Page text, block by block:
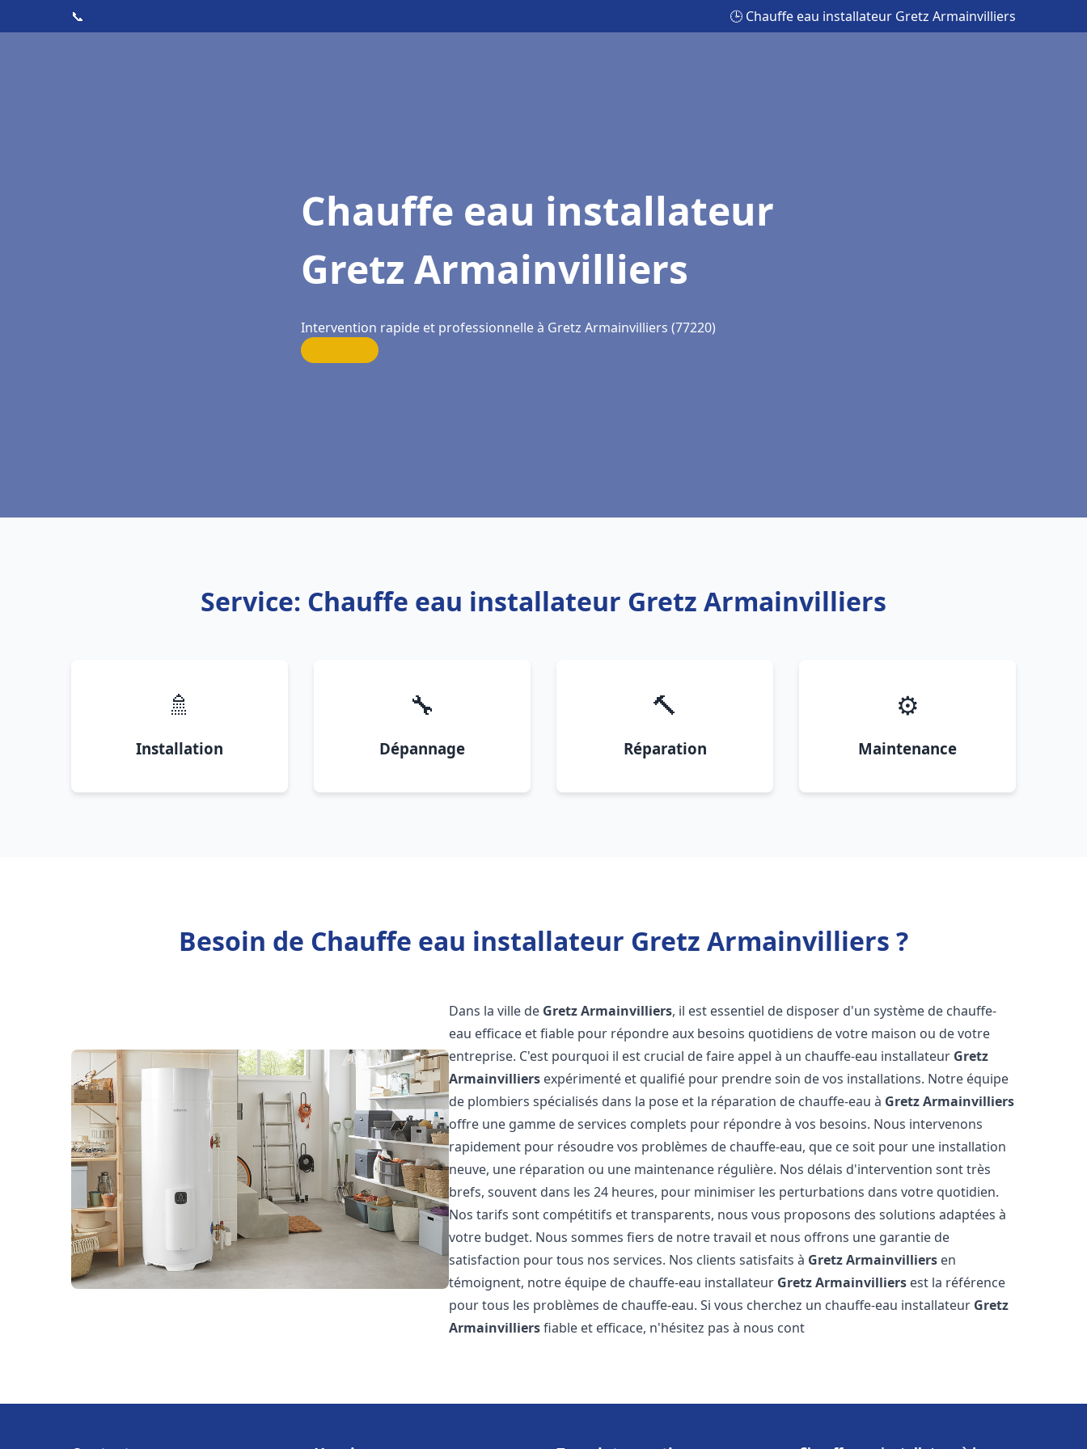
📞 🕒 Chauffe eau installateur Gretz Armainvilliers
Chauffe eau installateur
Gretz Armainvilliers
Intervention rapide et professionnelle à Gretz Armainvilliers (77220)
Service: Chauffe eau installateur Gretz Armainvilliers
🚿
Installation
🔧
Dépannage
🔨
Réparation
⚙️
Maintenance
Besoin de Chauffe eau installateur Gretz Armainvilliers ?
Dans la ville de Gretz Armainvilliers, il est essentiel de disposer d'un système de chauffe-
eau efficace et fiable pour répondre aux besoins quotidiens de votre maison ou de votre
entreprise. C'est pourquoi il est crucial de faire appel à un chauffe-eau installateur Gretz
Armainvilliers expérimenté et qualifié pour prendre soin de vos installations. Notre équipe
de plombiers spécialisés dans la pose et la réparation de chauffe-eau à Gretz Armainvilliers
offre une gamme de services complets pour répondre à vos besoins. Nous intervenons
rapidement pour résoudre vos problèmes de chauffe-eau, que ce soit pour une installation
neuve, une réparation ou une maintenance régulière. Nos délais d'intervention sont très
brefs, souvent dans les 24 heures, pour minimiser les perturbations dans votre quotidien.
Nos tarifs sont compétitifs et transparents, nous vous proposons des solutions adaptées à
votre budget. Nous sommes fiers de notre travail et nous offrons une garantie de
satisfaction pour tous nos services. Nos clients satisfaits à Gretz Armainvilliers en
témoignent, notre équipe de chauffe-eau installateur Gretz Armainvilliers est la référence
pour tous les problèmes de chauffe-eau. Si vous cherchez un chauffe-eau installateur Gretz
Armainvilliersfiable et efficace, n'hésitez pas à nous cont